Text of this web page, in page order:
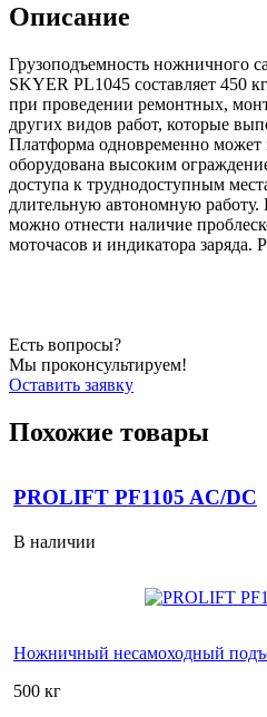
Описание
Грузоподъемность ножничного
SKYER PL1045 составляет 450
при проведении ремонтных,
других видов работ, которые
Платформа одновременно может
оборудована высоким
доступа к труднодоступным
длительную автономную работу.
можно отнести наличие
моточасов и индикатора заряда.
Есть вопросы?
Мы проконсультируем!
Оставить заявку
Похожие товары
PROLIFT PF1105 AC/DC
В наличии
Ножничный несамоходный
500 кг